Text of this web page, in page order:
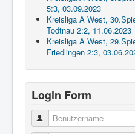
5:3, 03.09.2023
Kreisliga A West,
Todtnau 2:2, 11.06.2023
Kreisliga A West,
Friedlingen 2:3,
Login Form
Benutzername